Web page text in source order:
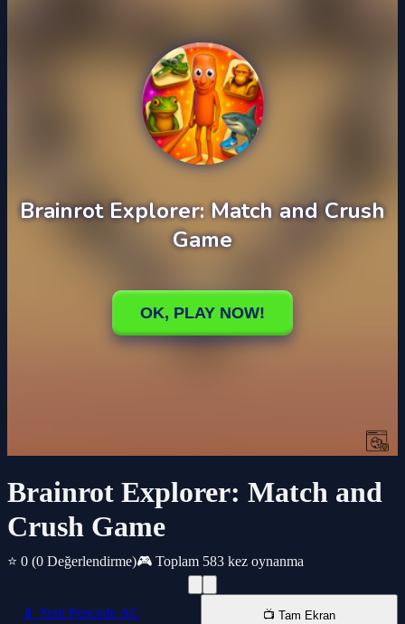
Brainrot Explorer: Match and
Crush Game
⭐ 0 (0 Değerlendirme)🎮 Toplam 583 kez oynanma
📱 Yeni Pencede AÇ 📺 Tam Ekran